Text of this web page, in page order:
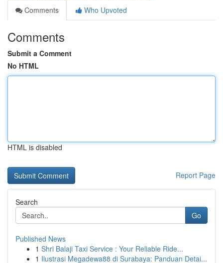
Comments
Who Upvoted
Comments
Submit a Comment
No HTML
HTML is disabled
Report Page
Search
Go
Published News
1 Shri Balaji Taxi Service : Your Reliable Ride...
1 Ilustrasi Megadewa88 di Surabaya: Panduan Detai...